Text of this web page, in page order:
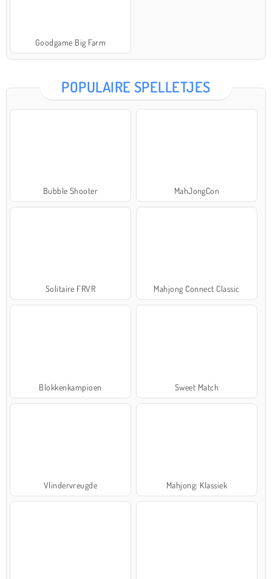
Goodgame Big Farm
POPULAIRE SPELLETJES
Bubble Shooter MahJongCon
Solitaire FRVR Mahjong Connect Classic
Blokkenkampioen Sweet Match
Vlindervreugde Mahjong: Klassiek